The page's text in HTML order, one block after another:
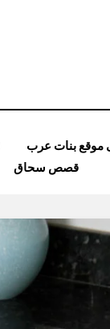
موقع بنات عرب
قصص سحاق